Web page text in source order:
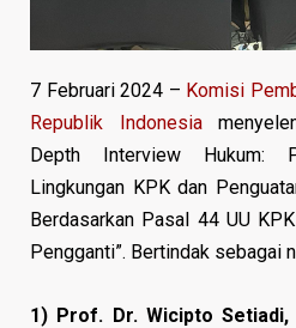
7 Februari 2024 – Komisi
Republik Indonesia
Depth Interview Hukum:
Lingkungan KPK dan
Berdasarkan Pasal 44 UU
Pengganti”. Bertindak sebagai
1) Prof. Dr. Wicipto Setiadi,